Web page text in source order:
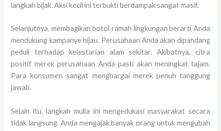
langkah bijak. Aksi kecil ini terbukti berdampak sangat masif.
Selanjutnya, membagikan botol ramah lingkungan berarti Anda
mendukung kampanye hijau. Perusahaan Anda akan dipandang
peduli terhadap kelestarian alam sekitar. Akibatnya, citra
positif merek perusahaan Anda pasti akan meningkat tajam.
Para konsumen sangat menghargai merek penuh tanggung
jawab.
Selain itu, langkah mulia ini mengedukasi masyarakat secara
tidak langsung. Anda mengajak banyak orang untuk mengubah